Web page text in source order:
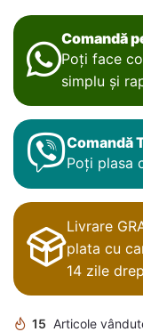
Comandă
Poți face
simplu și
Comandă
Poți plasa
Livrare
plata cu
14 zile
15 Articole